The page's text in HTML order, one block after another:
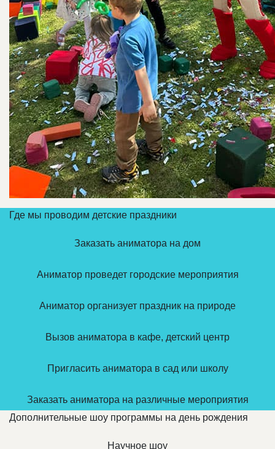
Где мы проводим детские праздники
Заказать аниматора на дом
Аниматор проведет городские мероприятия
Аниматор организует праздник на природе
Вызов аниматора в кафе, детский центр
Пригласить аниматора в сад или школу
Заказать аниматора на различные мероприятия
Дополнительные шоу программы на день рождения
Научное шоу